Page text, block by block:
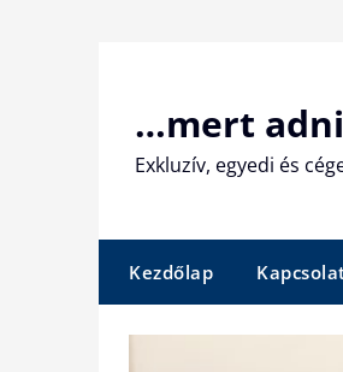
…mert
Exkluzív, egyedi és
Kezdőlap